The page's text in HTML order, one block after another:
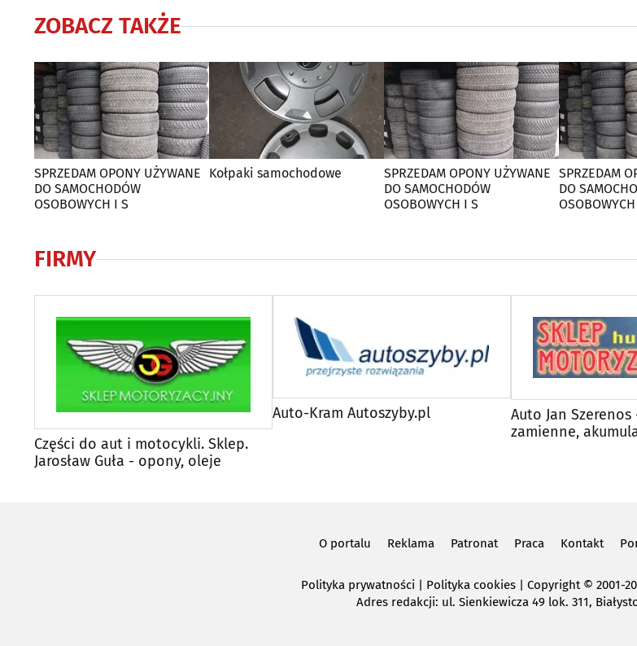
ZOBACZ TAKŻE
SPRZEDAM OPONY UŻYWANE
DO SAMOCHODÓW
OSOBOWYCH I S
Kołpaki samochodowe
SPRZEDAM OPONY UŻYWANE
DO SAMOCHODÓW
OSOBOWYCH I S
SPRZEDAM
DO
FIRMY
Części do aut i motocykli. Sklep.
Jarosław Guła - opony, oleje
Auto-Kram Autoszyby.pl
Auto Jan Szerenos
zamienne,
O portalu Reklama Patronat Praca Kontakt
Polityka prywatności | Polityka cookies Copyright© 2001-
Adres redakcji: ul. Sienkiewicza 49 lok. 311,